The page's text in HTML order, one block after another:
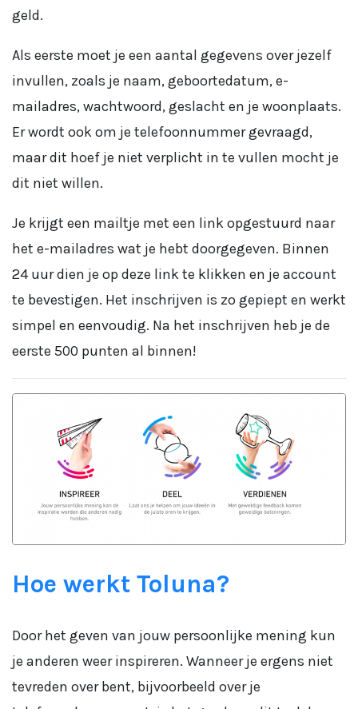
geld.
Als eerste moet je een aantal gegevens over jezelf
invullen, zoals je naam, geboortedatum, e-
mailadres, wachtwoord, geslacht en je woonplaats.
Er wordt ook om je telefoonnummer gevraagd,
maar dit hoef je niet verplicht in te vullen mocht je
dit niet willen.
Je krijgt een mailtje met een link opgestuurd naar
het e-mailadres wat je hebt doorgegeven. Binnen
24 uur dien je op deze link te klikken en je account
te bevestigen. Het inschrijven is zo gepiept en werkt
simpel en eenvoudig. Na het inschrijven heb je de
eerste 500 punten al binnen!
Hoe werkt Toluna?
Door het geven van jouw persoonlijke mening kun
je anderen weer inspireren. Wanneer je ergens niet
tevreden over bent, bijvoorbeeld over je